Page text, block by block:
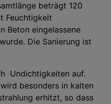
beträgt 120
Feuchtigkeit
Beton eingelassene
Die Sanierung ist
Undichtigkeiten auf.
besonders in kalten
erhitzt, so dass